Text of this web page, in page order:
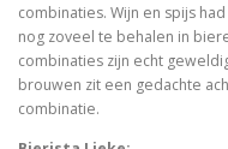
combinaties. Wijn en spijs
nog zoveel te behalen in
combinaties zijn echt
brouwen zit een gedachte
combinatie.